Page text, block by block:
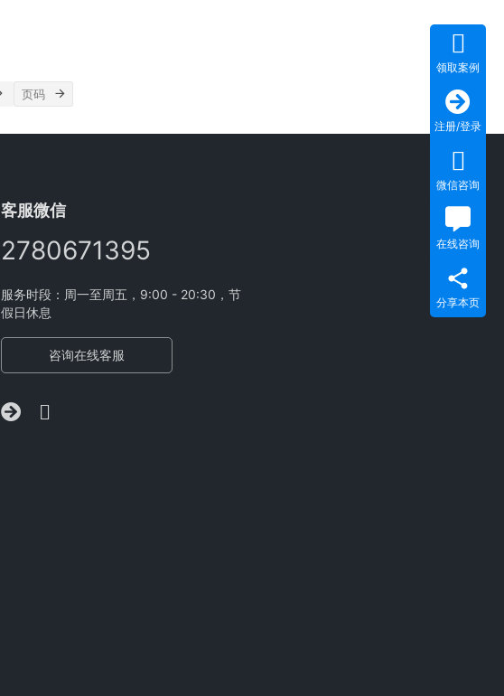
客服微信
2780671395
服务时段：周一至周五，9:00 - 20:30，节
假日休息
咨询在线客服
领取案例
注册/登录
微信咨询
在线咨询
分享本页